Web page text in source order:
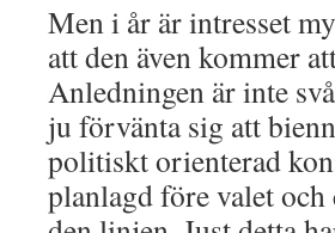
Men i år är intresset
att den även kommer
Anledningen är inte
ju förvänta sig att
politiskt orienterad
planlagd före valet